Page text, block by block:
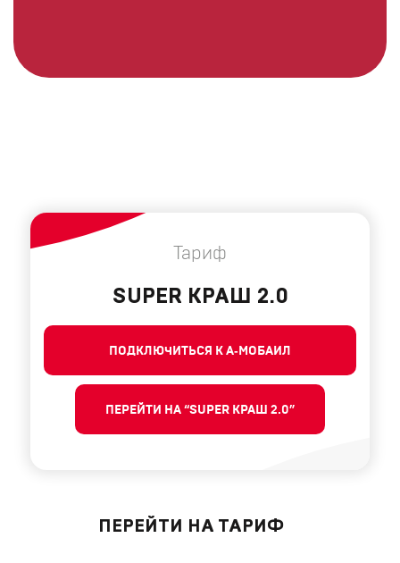
Тариф
SUPER КРАШ 2.0
ПОДКЛЮЧИТЬСЯ К А‑МОБАИЛ
ПЕРЕЙТИ НА “SUPER КРАШ 2.0”
ПЕРЕЙТИ НА ТАРИФ